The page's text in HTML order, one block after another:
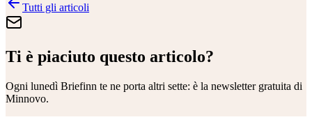
Tutti gli articoli
Ti è piaciuto questo articolo?
Ogni lunedì Briefinn te ne porta altri sette: è la newsletter gratuita di
Minnovo.